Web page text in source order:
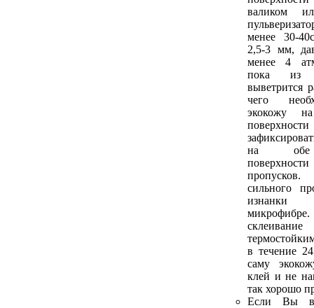
валиком
менее 30-
2,5-3 мм,
менее 4
пока из
выветрится
чего
экокожу
на обе
сильного
в течение
саму
клей и не
так хорошо
Если Вы